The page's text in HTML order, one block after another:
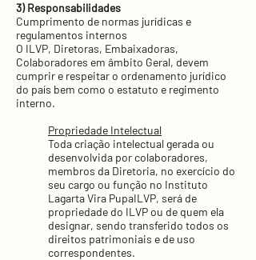
3) Responsabilidades
Cumprimento de normas jurídicas e
regulamentos internos
O ILVP, Diretoras, Embaixadoras,
Colaboradores em âmbito Geral, devem
cumprir e respeitar o ordenamento jurídico
do país bem como o estatuto e regimento
interno.
Propriedade Intelectual
Toda criação intelectual gerada ou
desenvolvida por colaboradores,
membros da Diretoria, no exercício do
seu cargo ou função no Instituto
Lagarta Vira PupaILVP, será de
propriedade do ILVP ou de quem ela
designar, sendo transferido todos os
direitos patrimoniais e de uso
correspondentes.